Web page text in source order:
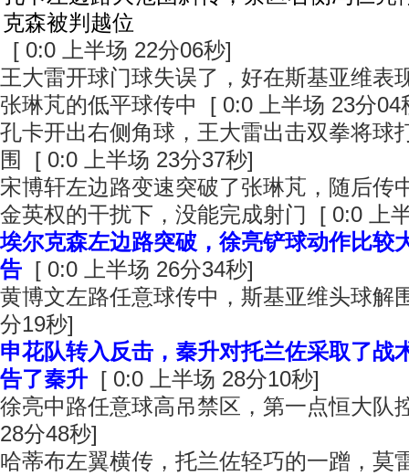
克森被判越位
[ 0:0 上半场 22分06秒]
王大雷开球门球失误了，好在斯基亚维表
张琳芃的低平球传中 [ 0:0 上半场 23分04
孔卡开出右侧角球，王大雷出击双拳将球
围 [ 0:0 上半场 23分37秒]
宋博轩左边路变速突破了张琳芃，随后传
金英权的干扰下，没能完成射门 [ 0:0 上
埃尔克森左边路突破，徐亮铲球动作比较
告 [ 0:0 上半场 26分34秒]
黄博文左路任意球传中，斯基亚维头球解
分19秒]
申花队转入反击，秦升对托兰佐采取了战
告了秦升 [ 0:0 上半场 28分10秒]
徐亮中路任意球高吊禁区，第一点恒大队
28分48秒]
哈蒂布左翼横传，托兰佐轻巧的一蹭，莫